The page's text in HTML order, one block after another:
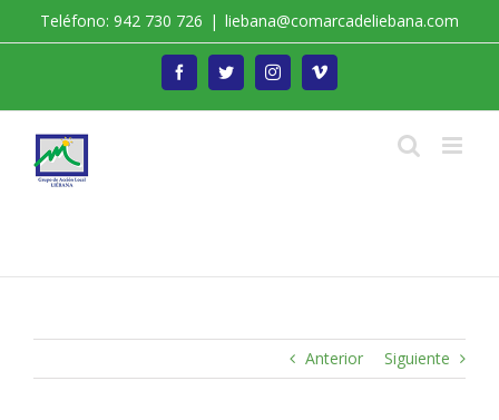
Teléfono: 942 730 726 | liebana@comarcadeliebana.com
FacebookTwitterInstagramVimeo
Anterior Siguiente